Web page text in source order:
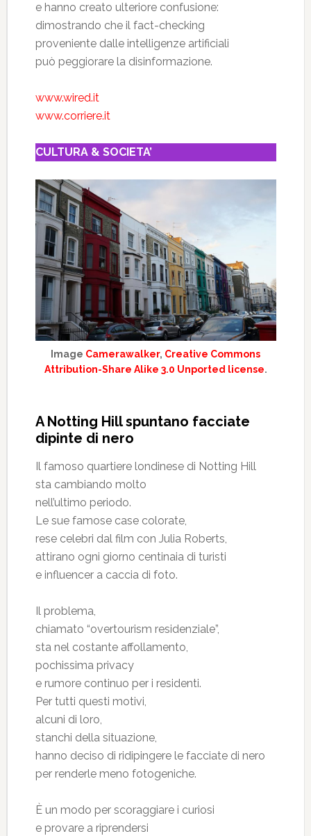
e hanno creato ulteriore confusione:
dimostrando che il fact-checking
proveniente dalle intelligenze artificiali
può peggiorare la disinformazione.
www.wired.it
www.corriere.it
CULTURA & SOCIETA’
Image Camerawalker, Creative Commons
Attribution-Share Alike 3.0 Unported license.
A Notting Hill spuntano facciate
dipinte di nero
Il famoso quartiere londinese di Notting Hill
sta cambiando molto
nell’ultimo periodo.
Le sue famose case colorate,
rese celebri dal film con Julia Roberts,
attirano ogni giorno centinaia di turisti
e influencer a caccia di foto.
Il problema,
chiamato “overtourism residenziale”,
sta nel costante affollamento,
pochissima privacy
e rumore continuo per i residenti.
Per tutti questi motivi,
alcuni di loro,
stanchi della situazione,
hanno deciso di ridipingere le facciate di nero
per renderle meno fotogeniche.
È un modo per scoraggiare i curiosi
e provare a riprendersi